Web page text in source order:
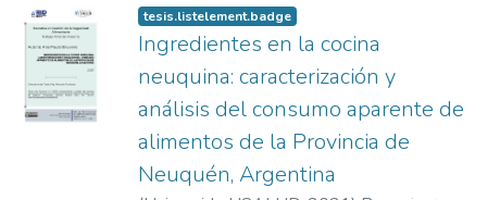
e inclusiva y, en definitiva, conseguir una
Argentina más justa. De manera común, los
estudios compilados en este volumen
interrogan sobre el cumplimiento de
derechos y la equidad y abarcan enfoques
de fronteras interdisciplinarias que se
relacionan con la salud y el bienestar, el
tesis.listelement.badge
Ingredientes en la cocina
neuquina: caracterización y
análisis del consumo aparente de
alimentos de la Provincia de
Neuquén, Argentina